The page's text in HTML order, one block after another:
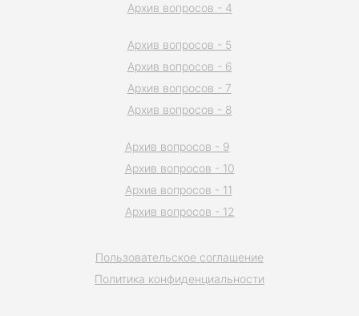
Пользовательское соглашение
Политика конфиденциальности
Архив вопросов - 4
Архив вопросов - 5
Архив вопросов - 6
Архив вопросов - 7
Архив вопросов - 8
Архив вопросов - 9
Архив вопросов - 10
Архив вопросов - 11
Архив вопросов - 12